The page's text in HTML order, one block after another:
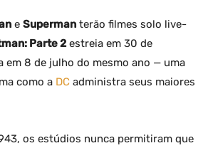
e Superman terão filmes solo live-
Parte 2estreia em 30 de
em 8 de julho do mesmo ano — uma
como a DC administra seus maiores
os estúdios nunca permitiram que